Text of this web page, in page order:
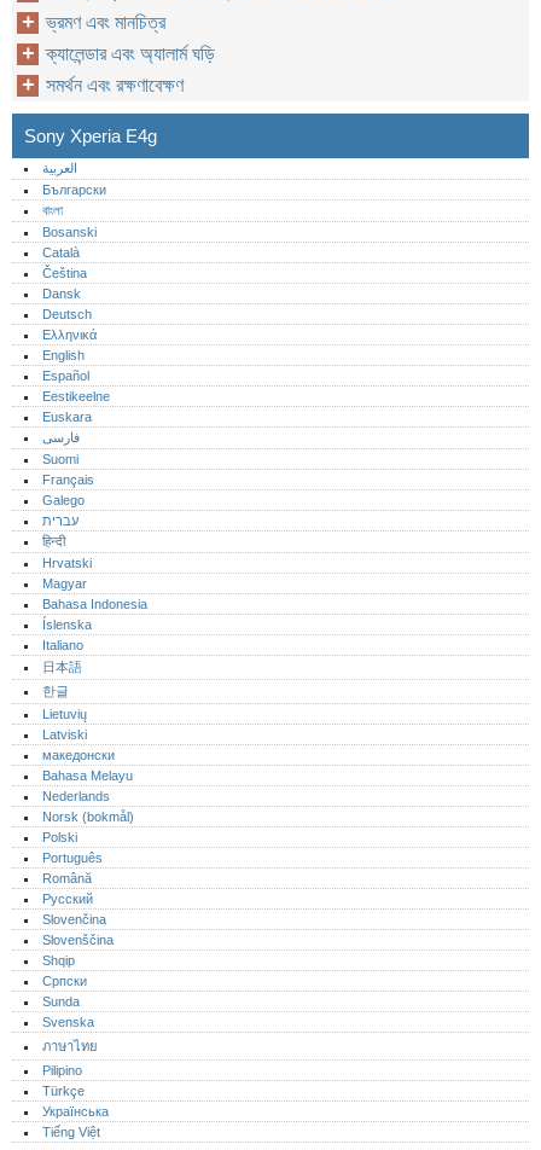
ভ্রমণ এবং মানচিত্র
ক্যালেন্ডার এবং অ্যালার্ম ঘড়ি
সমর্থন এবং রক্ষণাবেক্ষণ
Sony Xperia E4g
العربية
Български
বাংলা
Bosanski
Català
Čeština
Dansk
Deutsch
Ελληνικά
English
Español
Eestikeelne
Euskara
فارسی
Suomi
Français
Galego
עברית
हिन्दी
Hrvatski
Magyar
Bahasa Indonesia
Íslenska
Italiano
日本語
한글
Lietuvių
Latviski
македонски
Bahasa Melayu
Nederlands
Norsk (bokmål)‎
Polski
Português‎
Română
Русский
Slovenčina
Slovenščina
Shqip
Српски
Sunda
Svenska
ภาษาไทย
Pilipino
Türkçe
Українська
Tiếng Việt